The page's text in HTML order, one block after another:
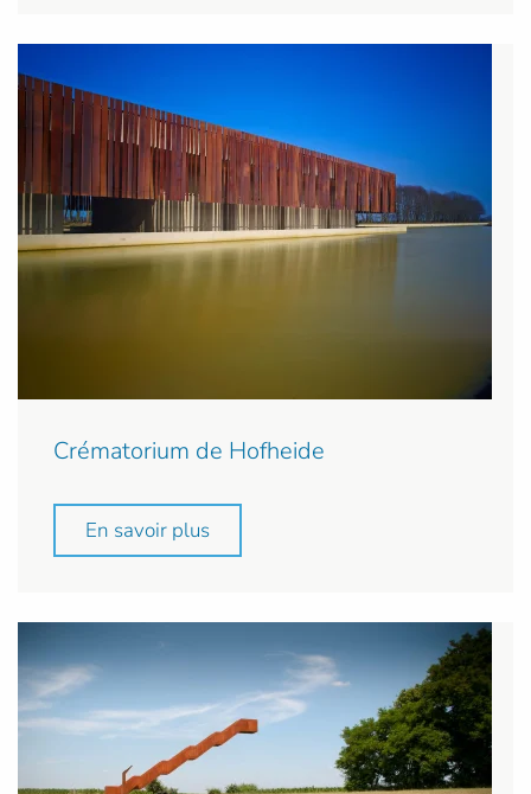
Crématorium de Hofheide
En savoir plus